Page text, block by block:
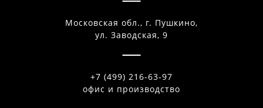
Московская обл., г. Пушкино,
ул. Заводская, 9
+7 (499) 216-63-97
офис и производство